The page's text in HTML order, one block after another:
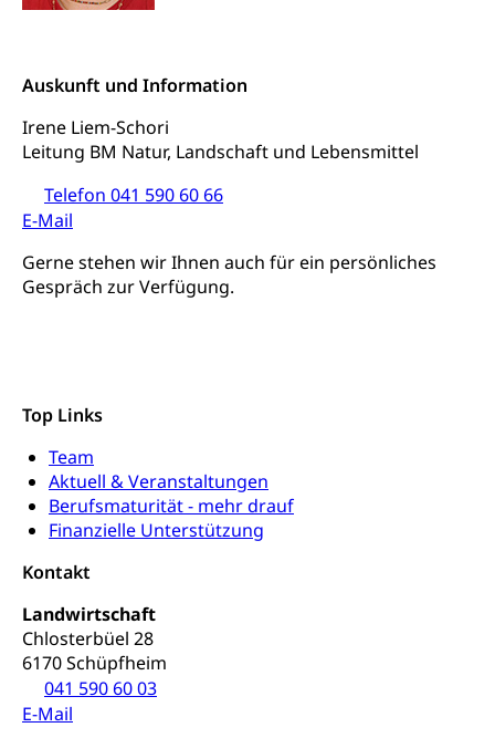
Auskunft und Information
Irene Liem-Schori
Leitung BM Natur, Landschaft und Lebensmittel
Telefon 041 590 60 66
E-Mail
Gerne stehen wir Ihnen auch für ein persönliches
Gespräch zur Verfügung.
Top Links
Team
Aktuell & Veranstaltungen
Berufsmaturität - mehr drauf
Finanzielle Unterstützung
Kontakt
Landwirtschaft
Chlosterbüel 28
6170 Schüpfheim
041 590 60 03
E-Mail